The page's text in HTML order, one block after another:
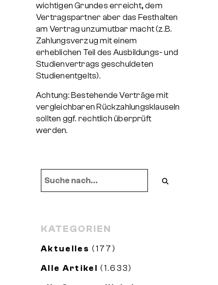
wichtigen Grundes erreicht, dem
Vertragspartner aber das Festhalten
am Vertrag unzumutbar macht (z.B.
Zahlungsverzug mit einem
erheblichen Teil des Ausbildungs- und
Studienvertrags geschuldeten
Studienentgelts).
Achtung: Bestehende Verträge mit
vergleichbaren Rückzahlungsklauseln
sollten ggf. rechtlich überprüft
werden.
KATEGORIEN
Aktuelles (177)
Alle Artikel (1.633)